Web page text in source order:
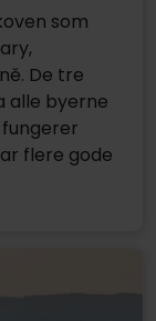
som
De tre
alle byerne
flere gode